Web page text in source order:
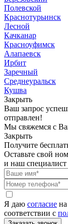
Полевской
Краснотурьинск
Лесной
Качканар
Красноуфимск
Алапаевск
Ирбит
Заречный
Среднеуральск
Кушва
Закрыть
Ваш запрос
отправлен!
Мы свяжемся с
Закрыть
Получите
Оставьте свой
и наш специалист
Я даю согласие
соответствии с